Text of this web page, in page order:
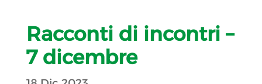
Racconti di incontri –
7 dicembre